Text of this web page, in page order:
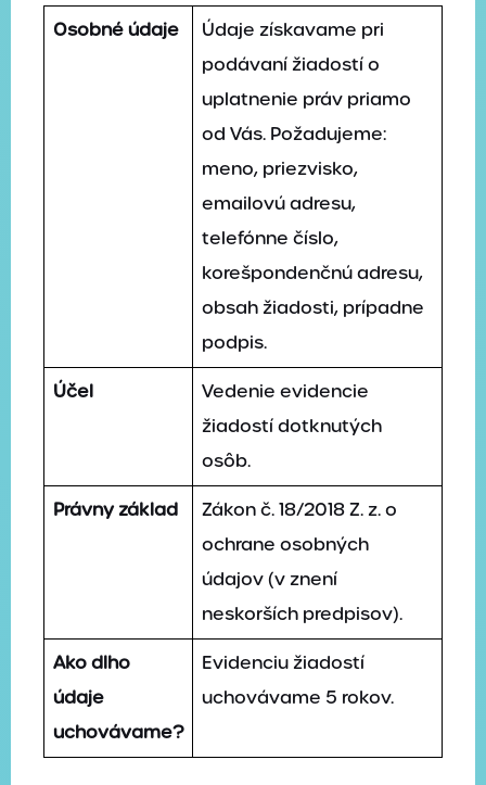
Osobné údaje
Údaje získavame pri
podávaní žiadostí o
uplatnenie práv priamo
od Vás. Požadujeme:
meno, priezvisko,
emailovú adresu,
telefónne číslo,
korešpondenčnú adresu,
obsah žiadosti, prípadne
podpis.
Účel
Vedenie evidencie
žiadostí dotknutých
osôb.
Právny základ
Zákon č. 18/2018 Z. z. o
ochrane osobných
údajov (v znení
neskorších predpisov).
Ako dlho
údaje
uchovávame?
Evidenciu žiadostí
uchovávame 5 rokov.